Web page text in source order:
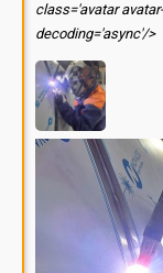
class='avatar
decoding='async'/>